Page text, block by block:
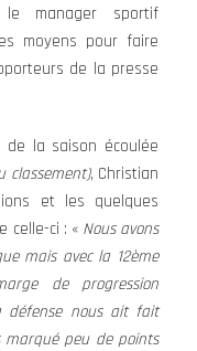
manager sportif
moyens pour faire
de la presse
de la saison écoulée
classement), Christian
et les quelques
celle-ci : « Nous avons
mais avec la 12ème
de progression
défense nous ait fait
marqué peu de points